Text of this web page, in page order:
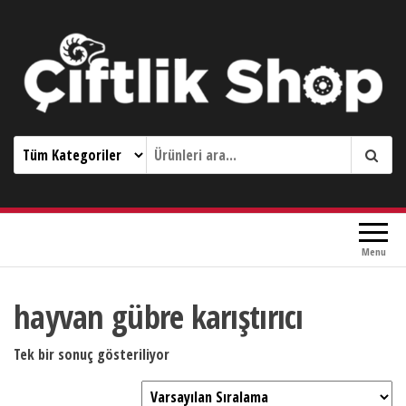
Çiftlik Shop 0533 644 3989
Menu
hayvan gübre karıştırıcı
Tek bir sonuç gösteriliyor